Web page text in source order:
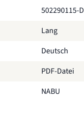
502290115-D
Lang
Deutsch
PDF-Datei
NABU